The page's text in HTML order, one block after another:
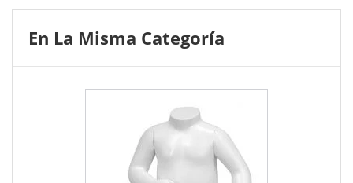
En La Misma Categoría